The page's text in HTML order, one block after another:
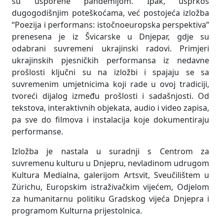
dugogodišnjim poteškoćama, već postojeća izložba
“Poezija i performans: istočnoeuropska perspektiva”
prenesena je iz Švicarske u Dnjepar, gdje su
odabrani suvremeni ukrajinski radovi. Primjeri
ukrajinskih pjesničkih performansa iz nedavne
prošlosti ključni su na izložbi i spajaju se sa
suvremenim umjetnicima koji rade u ovoj tradiciji,
tvoreći dijalog između prošlosti i sadašnjosti. Od
tekstova, interaktivnih objekata, audio i video zapisa,
pa sve do filmova i instalacija koje dokumentiraju
performanse.
Izložba je nastala u suradnji s Centrom za
suvremenu kulturu u Dnjepru, nevladinom udrugom
Kultura Medialna, galerijom Artsvit, Sveučilištem u
Zürichu, Europskim istraživačkim vijećem, Odjelom
za humanitarnu politiku Gradskog vijeća Dnjepra i
programom Kulturna prijestolnica.